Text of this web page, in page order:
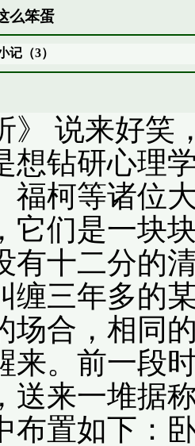
么笨蛋
记（3）
》 说来好
想钻研心理
福柯等诸位
它们是一块
有十二分的
缠三年多的
场合，相同
来。前一段
送来一堆据
布置如下：